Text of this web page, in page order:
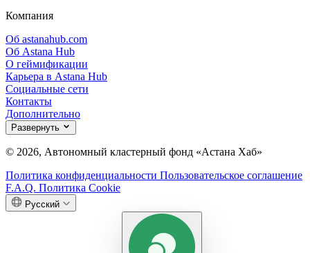
Компания
Об astanahub.com
Об Astana Hub
О геймификации
Карьера в Astana Hub
Социальные сети
Контакты
Дополнительно
Развернуть
© 2026, Автономный кластерный фонд «Астана Хаб»
Политика конфиденциальности Пользовательское соглашение
F.A.Q. Политика Cookie
Русский